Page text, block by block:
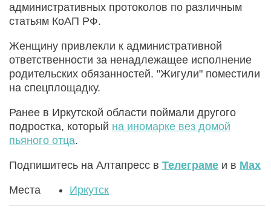
административных протоколов по различным
статьям КоАП РФ.
Женщину привлекли к административной
ответственности за ненадлежащее исполнение
родительских обязанностей. "Жигули" поместили
на спецплощадку.
Ранее в Иркутской области поймали другого
подростка, который на иномарке вез домой
пьяного отца.
Подпишитесь на Алтапресс в Телеграме и в Max
Места Иркутск